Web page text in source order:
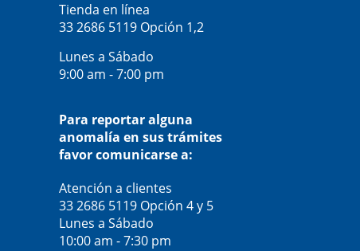
Tienda en línea
33 2686 5119 Opción 1,2
Lunes a Sábado
9:00 am - 7:00 pm
Para reportar alguna
anomalía en sus trámites
favor comunicarse a:
Atención a clientes
33 2686 5119 Opción 4 y 5
Lunes a Sábado
10:00 am - 7:30 pm